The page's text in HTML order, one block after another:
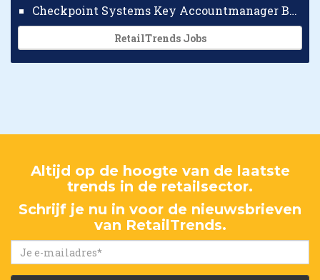
Checkpoint Systems Key Accountmanager Benelux
RetailTrends Jobs
Altijd op de hoogte van de laatste
trends in de retailsector.
Schrijf je nu in voor de nieuwsbrieven
van RetailTrends.